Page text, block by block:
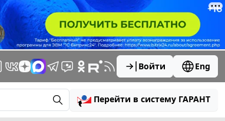
Войти Eng
Перейти в систему ГАРАНТ